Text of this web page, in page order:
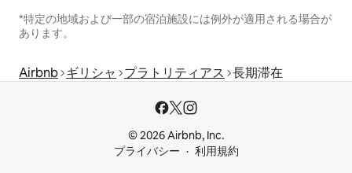
*特定の地域および一部の宿泊施設には例外が適用される場合が
あります。
Airbnb ギリシャ プラトリティアス 長期滞在
© 2026 Airbnb, Inc.
プライバシー
利用規約